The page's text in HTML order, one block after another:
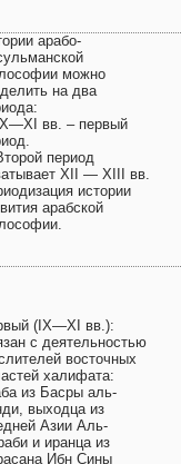
арабо-
можно
на два
вв. – первый
период
XII — XIII вв.
истории
арабской
(IX—XI вв.):
с деятельностью
восточных
халифата:
из Басры аль-
выходца из
Азии Аль-
и иранца из
Ибн Сины